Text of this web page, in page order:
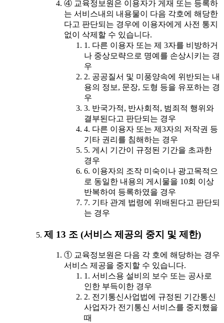
④ 교육정보원은 이용자가 게재 또는 등록하
는 서비스내의 내용물이 다음 각호에 해당한
다고 판단되는 경우에 이용자에게 사전 통지
없이 삭제할 수 있습니다.
1. 다른 이용자 또는 제 3자를 비방하거
나 중상모략으로 명예를 손상시키는 경
우
2. 공공질서 및 미풍양속에 위반되는 내
용의 정보, 문장, 도형 등을 유포하는 경
우
3. 반국가적, 반사회적, 범죄적 행위와
결부된다고 판단되는 경우
4. 다른 이용자 또는 제3자의 저작권 등
기타 권리를 침해하는 경우
5. 게시 기간이 규정된 기간을 초과한
경우
6. 이용자의 조작 미숙이나 광고목적으
로 동일한 내용의 게시물을 10회 이상
반복하여 등록하였을 경우
7. 기타 관계 법령에 위배된다고 판단되
는 경우
제 13 조 (서비스 제공의 중지 및 제한)
① 교육정보원은 다음 각 호에 해당하는 경우
서비스 제공을 중지할 수 있습니다.
1. 서비스용 설비의 보수 또는 공사로
인한 부득이한 경우
2. 전기통신사업법에 규정된 기간통신
사업자가 전기통신 서비스를 중지했을
때